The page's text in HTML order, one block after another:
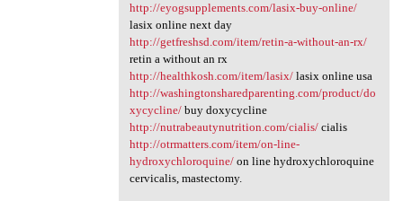
http://eyogsupplements.com/lasix-buy-online/
lasix online next day
http://getfreshsd.com/item/retin-a-without-an-rx/
retin a without an rx
http://healthkosh.com/item/lasix/lasix online usa
http://washingtonsharedparenting.com/product/do
xycycline/buy doxycycline
http://nutrabeautynutrition.com/cialis/cialis
http://otrmatters.com/item/on-line-
hydroxychloroquine/on line hydroxychloroquine
cervicalis, mastectomy.